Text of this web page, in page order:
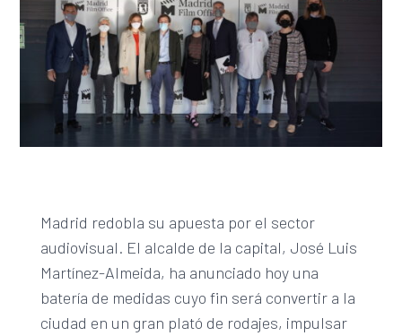
Madrid redobla su apuesta por el sector
audiovisual. El alcalde de la capital, José Luis
Martínez-Almeida, ha anunciado hoy una
batería de medidas cuyo fin será convertir a la
ciudad en un gran plató de rodajes, impulsar